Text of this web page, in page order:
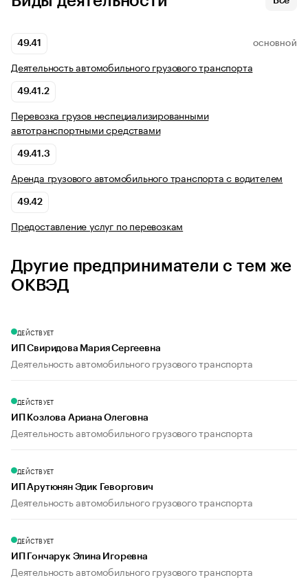
49.41 ОСНОВНОЙ
Деятельность автомобильного грузового транспорта
49.41.2
Перевозка грузов неспециализированными
автотранспортными средствами
49.41.3
Аренда грузового автомобильного транспорта с водителем
49.42
Предоставление услуг по перевозкам
Другие предприниматели с тем же
ОКВЭД
ДЕЙСТВУЕТ
ИП Свиридова Мария Сергеевна
Деятельность автомобильного грузового транспорта
ДЕЙСТВУЕТ
ИП Козлова Ариана Олеговна
Деятельность автомобильного грузового транспорта
ДЕЙСТВУЕТ
ИП Арутюнян Эдик Геворгович
Деятельность автомобильного грузового транспорта
ДЕЙСТВУЕТ
ИП Гончарук Элина Игоревна
Деятельность автомобильного грузового транспорта